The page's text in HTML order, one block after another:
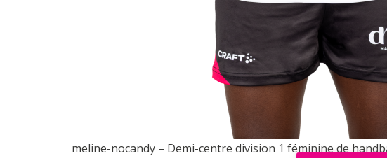
meline-nocandy – Demi-centre division 1 féminine de